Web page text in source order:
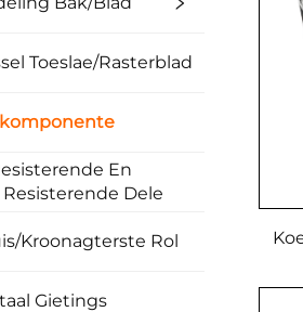
Toeslae/Rasterblad
En
Dele
Kroonagterste Rol
Gietings